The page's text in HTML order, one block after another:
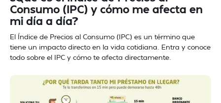
Consumo (IPC) y cómo me afecta en
mi día a día?
El Índice de Precios al Consumo (IPC) es un término que
tiene un impacto directo en la vida cotidiana. Entra y conoce
todo sobre el IPC y cómo te afecta directamente.